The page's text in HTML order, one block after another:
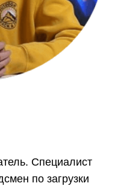
Специалист
по загрузки